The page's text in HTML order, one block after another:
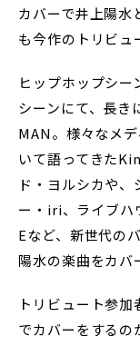
カバーで井上陽水
も今作のトリビュ
ヒップホップシー
シーンにて、長き
MAN。様々なメ
いて語ってきた
ド・ヨルシカや
ー・iri、ライブハ
Eなど、新世代の
陽水の楽曲をカバ
トリビュート参
でカバーをする